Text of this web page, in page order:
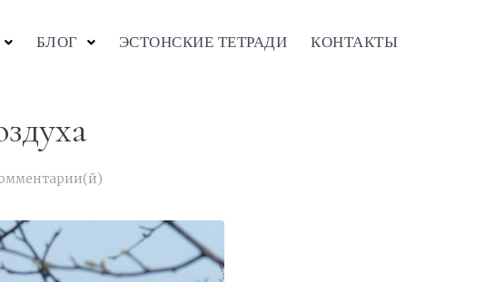
БЛОГ ЭСТОНСКИЕ ТЕТРАДИ КОНТАКТЫ